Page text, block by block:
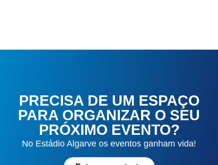
PRECISA DE UM ESPAÇO
PARA ORGANIZAR O SEU
PRÓXIMO EVENTO?
No Estádio Algarve os eventos ganham vida!